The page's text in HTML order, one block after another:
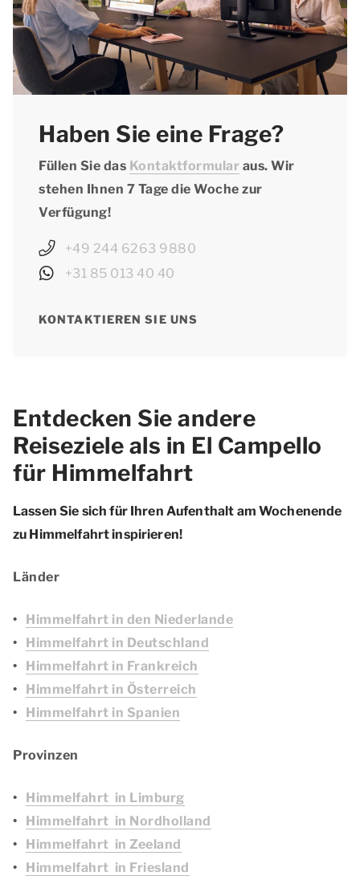
Haben Sie eine Frage?
Füllen Sie das Kontaktformular aus. Wir
stehen Ihnen 7 Tage die Woche zur
Verfügung!
+49 244 6263 9880
+31 85 013 40 40
KONTAKTIEREN SIE UNS
Entdecken Sie andere
Reiseziele als in El Campello
für Himmelfahrt
Lassen Sie sich für Ihren Aufenthalt am Wochenende
zu Himmelfahrt inspirieren!
Länder
Himmelfahrt in den Niederlande
Himmelfahrt in Deutschland
Himmelfahrt in Frankreich
Himmelfahrt in Österreich
Himmelfahrt in Spanien
Provinzen
Himmelfahrt in Limburg
Himmelfahrt in Nordholland
Himmelfahrt in Zeeland
Himmelfahrt in Friesland